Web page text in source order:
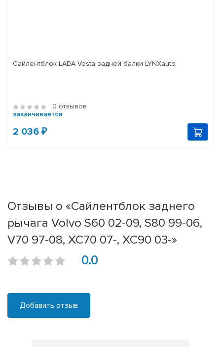
Сайлентблок LADA Vesta задней балки LYNXauto
0 отзывов
заканчивается
2 036 ₽
Отзывы о «Сайлентблок заднего
рычага Volvo S60 02-09, S80 99-06,
V70 97-08, XC70 07-, XC90 03-»
0.0
Добавить отзыв